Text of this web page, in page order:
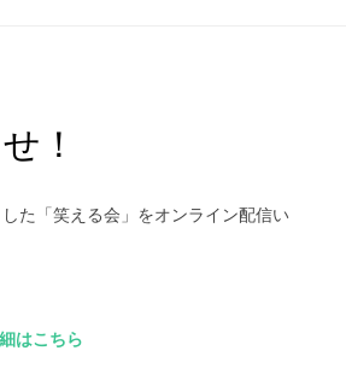
！
た「笑える会」をオンライン配信い
はこちら